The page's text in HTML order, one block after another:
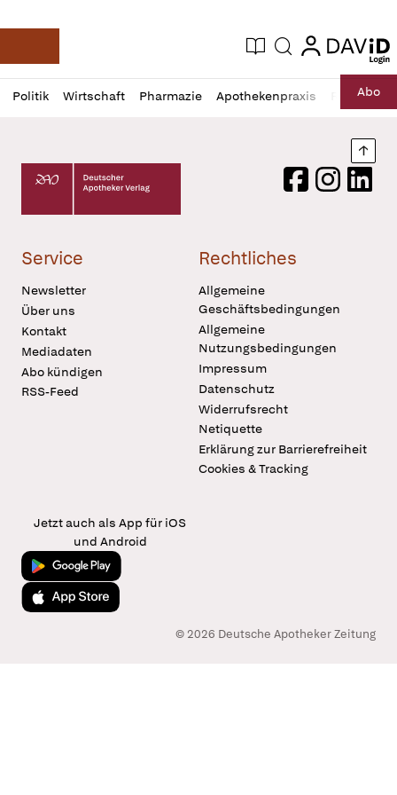
Deutsche Apotheker Zeitung
Aktuelle Ausgabe
Suche login
login
Politik Wirtschaft Pharmazie Apothekenpraxis RechtAbo
Profil
öffnen
Daz
Pur
Deutscher Apotheker Verlag Logo
FacebookInstagram
Service
Newsletter
Über uns
Kontakt
Mediadaten
Abo kündigen
RSS-Feed
Rechtliches
Allgemeine
Geschäftsbedingungen
Allgemeine
Nutzungsbedingungen
Impressum
Datenschutz
Widerrufsrecht
Netiquette
Erklärung zur Barrierefreiheit
Cookies & Tracking
Jetzt auch als App für iOS
und Android
Jetzt bei Google Play
Laden im App Store
© 2026 Deutsche Apotheker Zeitung